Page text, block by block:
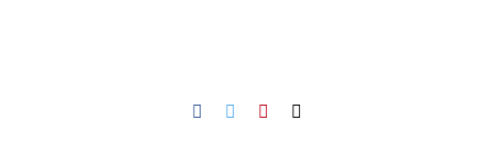
Facebook
TwitterPinterest